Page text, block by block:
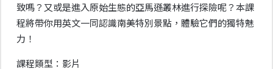
致嗎？又或是進入原始生態的亞馬遜叢林進行探險呢？本課
程將帶你用英文一同認識南美特別景點，體驗它們的獨特魅
力！
課程類型：影片